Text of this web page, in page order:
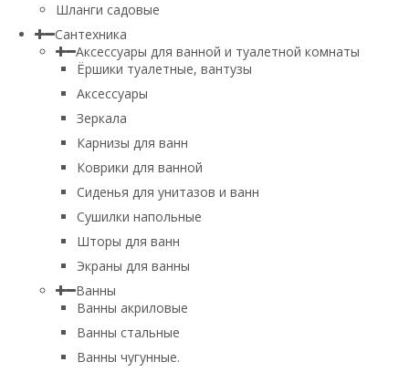
Шланги садовые
Сантехника
Аксессуары для ванной и туалетной комнаты
Ёршики туалетные, вантузы
Аксессуары
Зеркала
Карнизы для ванн
Коврики для ванной
Сиденья для унитазов и ванн
Сушилки напольные
Шторы для ванн
Экраны для ванны
Ванны
Ванны акриловые
Ванны стальные
Ванны чугунные.